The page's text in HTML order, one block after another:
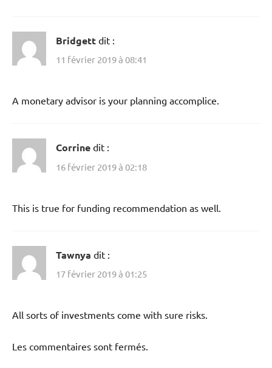
Bridgett dit :
11 février 2019 à 08:41
A monetary advisor is your planning accomplice.
Corrine dit :
16 février 2019 à 02:18
This is true for funding recommendation as well.
Tawnya dit :
17 février 2019 à 01:25
All sorts of investments come with sure risks.
Les commentaires sont fermés.